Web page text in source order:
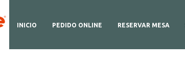
INICIO PEDIDO ONLINE RESERVAR MESA